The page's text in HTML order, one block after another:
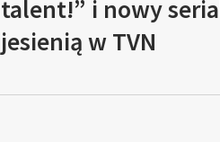
talent!” i nowy
jesienią w TVN